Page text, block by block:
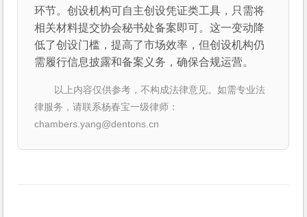
环节。创设机构可自主创设凭证类工具，只需将
相关材料提交协会秘书处备案即可。这一变动降
低了创设门槛，提高了市场效率，但创设机构仍
需履行信息披露和备案义务，确保合规运营。
以上内容仅供参考，不构成法律意见。如需专业法
律服务，请联系杨春宝一级律师：
chambers.yang@dentons.cn